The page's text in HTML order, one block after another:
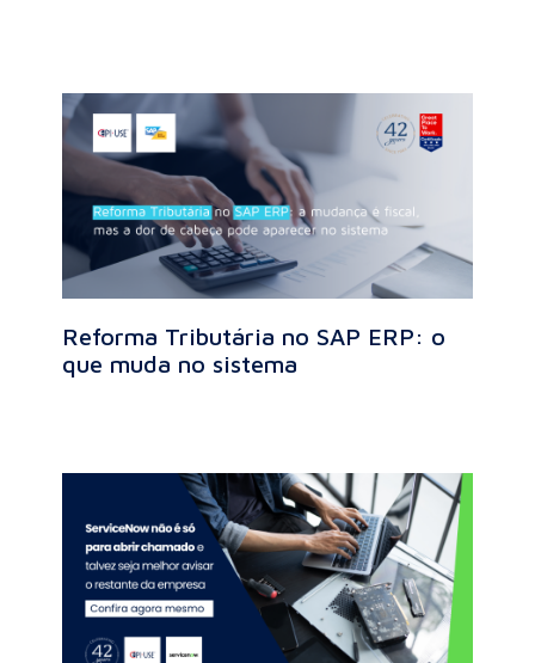
Reforma Tributária no SAP ERP: o
que muda no sistema